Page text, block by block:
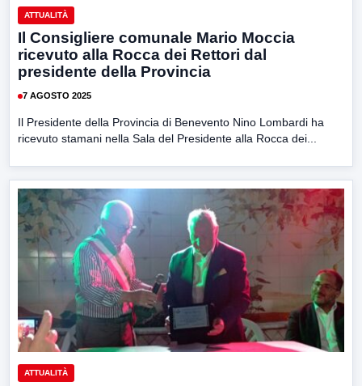
ATTUALITÀ
Il Consigliere comunale Mario Moccia
ricevuto alla Rocca dei Rettori dal
presidente della Provincia
7 AGOSTO 2025
Il Presidente della Provincia di Benevento Nino Lombardi ha
ricevuto stamani nella Sala del Presidente alla Rocca dei...
ATTUALITÀ